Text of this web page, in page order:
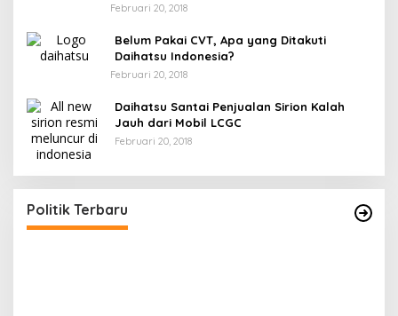
Februari 20, 2018
Belum Pakai CVT, Apa yang Ditakuti
Daihatsu Indonesia?
Februari 20, 2018
Daihatsu Santai Penjualan Sirion Kalah
Jauh dari Mobil LCGC
Februari 20, 2018
Politik Terbaru
Sebut Proses Tidak Sah Secara Prosedural
Di Banggai, Politik